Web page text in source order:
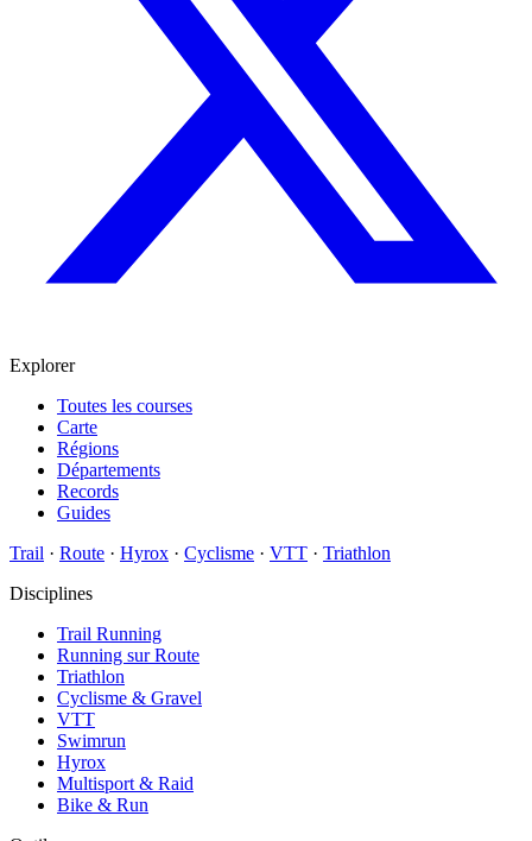
Explorer
Toutes les courses
Carte
Régions
Départements
Records
Guides
Trail · Route · Hyrox · Cyclisme · VTT · Triathlon
Disciplines
Trail Running
Running sur Route
Triathlon
Cyclisme & Gravel
VTT
Swimrun
Hyrox
Multisport & Raid
Bike & Run